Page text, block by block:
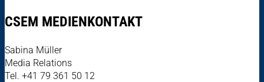
CSEM MEDIENKONTAKT
Sabina Müller
Media Relations
Tel. +41 79 361 50 12